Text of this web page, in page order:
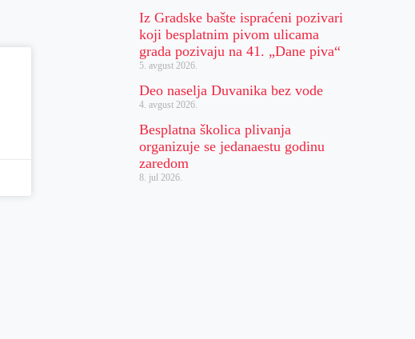
Iz Gradske bašte ispraćeni pozivari
koji besplatnim pivom ulicama
grada pozivaju na 41. „Dane piva“
5. avgust 2026.
Deo naselja Duvanika bez vode
4. avgust 2026.
Besplatna školica plivanja
organizuje se jedanaestu godinu
zaredom
8. jul 2026.